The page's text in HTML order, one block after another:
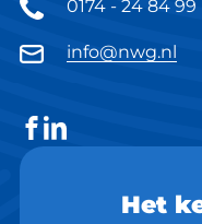
0174 - 24 84 99
info@nwg.nl
Het